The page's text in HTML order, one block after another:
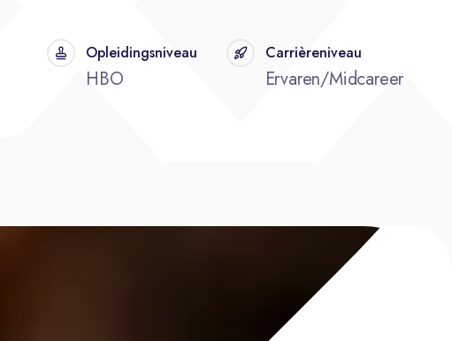
Opleidingsniveau
HBO
Carrièreniveau
Ervaren/Midcareer